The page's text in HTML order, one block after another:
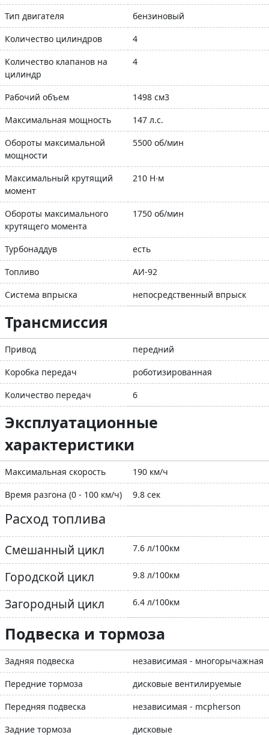
Тип двигателя
бензиновый
Количество цилиндров
4
Количество клапанов на
цилиндр
4
Рабочий объем
1498 см3
Максимальная мощность
147 л.с.
Обороты максимальной
мощности
5500 об/мин
Максимальный крутящий
момент
210 Н∙м
Обороты максимального
крутящего момента
1750 об/мин
Турбонаддув
есть
Топливо
АИ-92
Система впрыска
непосредственный впрыск
Трансмиссия
Привод
передний
Коробка передач
роботизированная
Количество передач
6
Эксплуатационные
характеристики
Максимальная скорость
190 км/ч
Время разгона (0 - 100 км/ч)
9.8 сек
Расход топлива
Смешанный цикл 7.6 л/100км
Городской цикл 9.8 л/100км
Загородный цикл 6.4 л/100км
Подвеска и тормоза
Задняя подвеска
независимая - многорычажная
Передние тормоза
дисковые вентилируемые
Передняя подвеска
независимая - mcpherson
Задние тормоза
дисковые